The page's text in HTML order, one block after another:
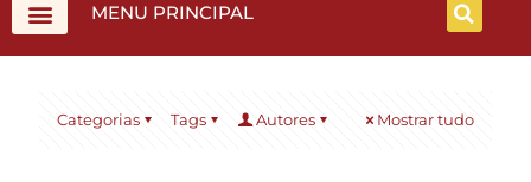
MENU PRINCIPAL
Categorias Tags Autores Mostrar tudo